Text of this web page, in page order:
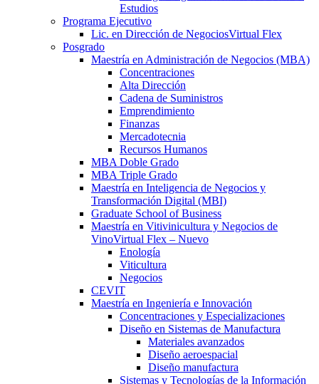
Estudios
Programa Ejecutivo
Lic. en Dirección de NegociosVirtual Flex
Posgrado
Maestría en Administración de Negocios (MBA)
Concentraciones
Alta Dirección
Cadena de Suministros
Emprendimiento
Finanzas
Mercadotecnia
Recursos Humanos
MBA Doble Grado
MBA Triple Grado
Maestría en Inteligencia de Negocios y
Transformación Digital (MBI)
Graduate School of Business
Maestría en Vitivinicultura y Negocios de
VinoVirtual Flex – Nuevo
Enología
Viticultura
Negocios
CEVIT
Maestría en Ingeniería e Innovación
Concentraciones y Especializaciones
Diseño en Sistemas de Manufactura
Materiales avanzados
Diseño aeroespacial
Diseño manufactura
Sistemas y Tecnologías de la Información